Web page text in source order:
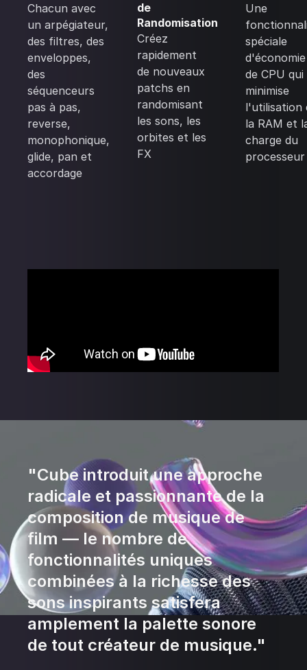
Chacun avec
un arpégiateur,
des filtres, des
enveloppes,
des
séquenceurs
pas à pas,
reverse,
monophonique,
glide, pan et
accordage
de
Randomisation
Créez
rapidement
de nouveaux
patchs en
randomisant
les sons, les
orbites et les
FX
Une
spéciale
d'économie
de CPU qui
minimise
l'utilisation
la RAM et
charge du
processeur
"Cube introduit une approche
radicale et passionnante de la
composition de musique de
film — le nombre de
fonctionnalités uniques
combinées à la richesse des
sons inspirants satisfera
amplement la palette sonore
de tout créateur de musique."